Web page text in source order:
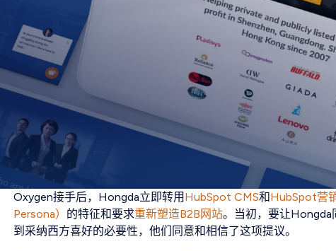
Oxygen接手后，Hongda立即转用 HubSpot CMS和HubSpot营
Persona） 的特征和要求重新塑造B2B网站。当初，要让Hongda
到采纳西方喜好的必要性，他们同意和相信了这项提议。